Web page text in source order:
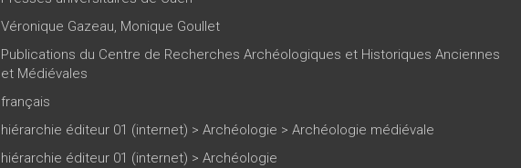
Véronique Gazeau, Monique Goullet
Publications du Centre de Recherches Archéologiques et Historiques Anciennes
et Médiévales
français
hiérarchie éditeur 01 (internet) > Archéologie > Archéologie médiévale
hiérarchie éditeur 01 (internet) > Archéologie